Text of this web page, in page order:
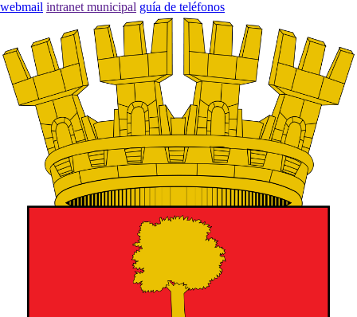
webmail intranet municipal guía de teléfonos